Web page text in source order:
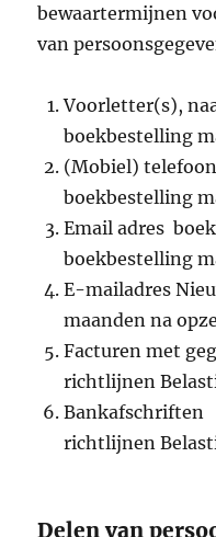
bewaartermijnen
van
Voorletter(s),
boekbestelling
(Mobiel)
boekbestelling
Email adres
boekbestelling
E-mailadres
maanden na
Facturen
richtlijnen
richtlijnen
Delen van